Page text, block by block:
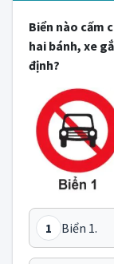
Biển nào cấm
hai bánh, xe
định?
1 Biển 1.